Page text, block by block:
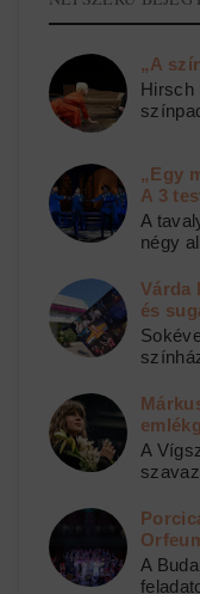
„A
Hirsch
„Egy
A 3
A
négy
Várda
és
A
A